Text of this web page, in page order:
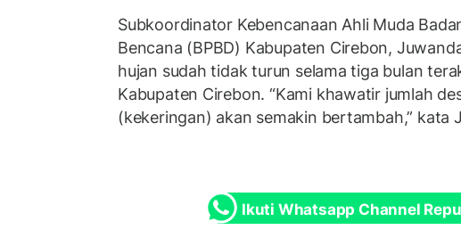
Subkoordinator Kebencanaan Ahli Muda
Bencana (BPBD) Kabupaten Cirebon,
hujan sudah tidak turun selama tiga bulan
Kabupaten Cirebon. “Kami khawatir jumlah
(kekeringan) akan semakin bertambah,” kata
Ikuti Whatsapp Channel